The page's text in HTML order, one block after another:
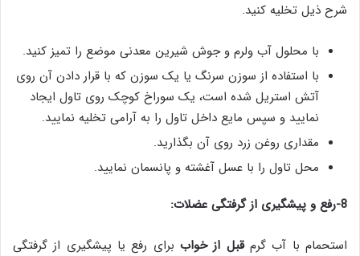
شرح ذیل تخلیه کنید.
با محلول آب ولرم و جوش شیرین معدنی موضع را تمیز کنید.
با استفاده از سوزن سرنگ یا یک سوزن که با قرار دادن آن روی
آتش استریل شده است، یک سوراخ کوچک روی تاول ایجاد
نمایید و سپس مایع داخل تاول را به آرامی تخلیه نمایید.
مقداری روغن زرد روی آن بگذارید.
محل تاول را با عسل آغشته و پانسمان نمایید.
8-رفع و پیشگیری از گرفتگی عضلات:
استحمام با آب گرمقبل از خواب برای رفع یا پیشگیری از گرفتگی